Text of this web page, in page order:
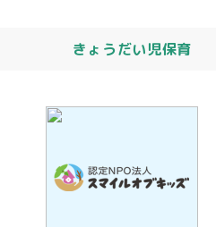
きょうだい児保育